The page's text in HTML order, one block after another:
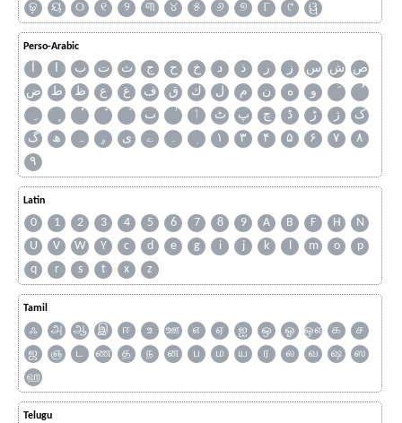
ଢ଼
ୟ ୦ ୧ ୨ ୩ ୪ ୫ ୬ ୭ ୮ ୯ ୱ
Perso-Arabic
آ ا ب ت ث ج ح خ د ذ ر ز س ش ص
ض
ط ظ ع غ ف ق ك ل م ن ه
و
ٮ
ٲ ٹ پ چ ڈ ڑ ژ
ک
گ
ھ ہ ۄ ی ے ۔ ۱ ۳ ۴ ۵ ۶ ۷
۸
۹
Latin
0 1 2 3 4 5 6 7 8 9 A B F H
N
U
V W Y c d e g i j k l m o
p
q
r s t x z
Tamil
ஃ அ ஆ இ ஈ உ ஊ எ ஏ ஐ ஒ ஓ ஔ க
ச
ஜ
ஞ ட ண த ந ன ப ம ய ர ல வ ஷ
ஸ
ஹ
Telugu